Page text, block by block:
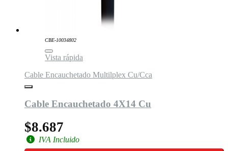
CBE-10034802
Vista rápida
Cable Encauchetado Multilplex Cu/Cca
Cable Encauchetado 4X14 Cu
$8.687
IVA Incluido